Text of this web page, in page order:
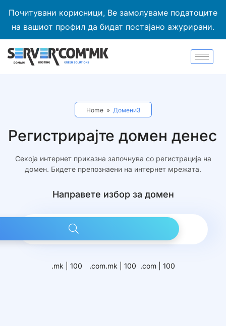
Почитувани корисници, Ве замолуваме податоците
на вашиот профил да бидат постајано ажурирани.
Home» Домени3
Регистрирајте домен денес
Секоја интернет приказна започнува со регистрација на
домен. Бидете препознаени на интернет мрежата.
Направете избор за домен
.mk | 100 .com.mk | 100 .com | 100